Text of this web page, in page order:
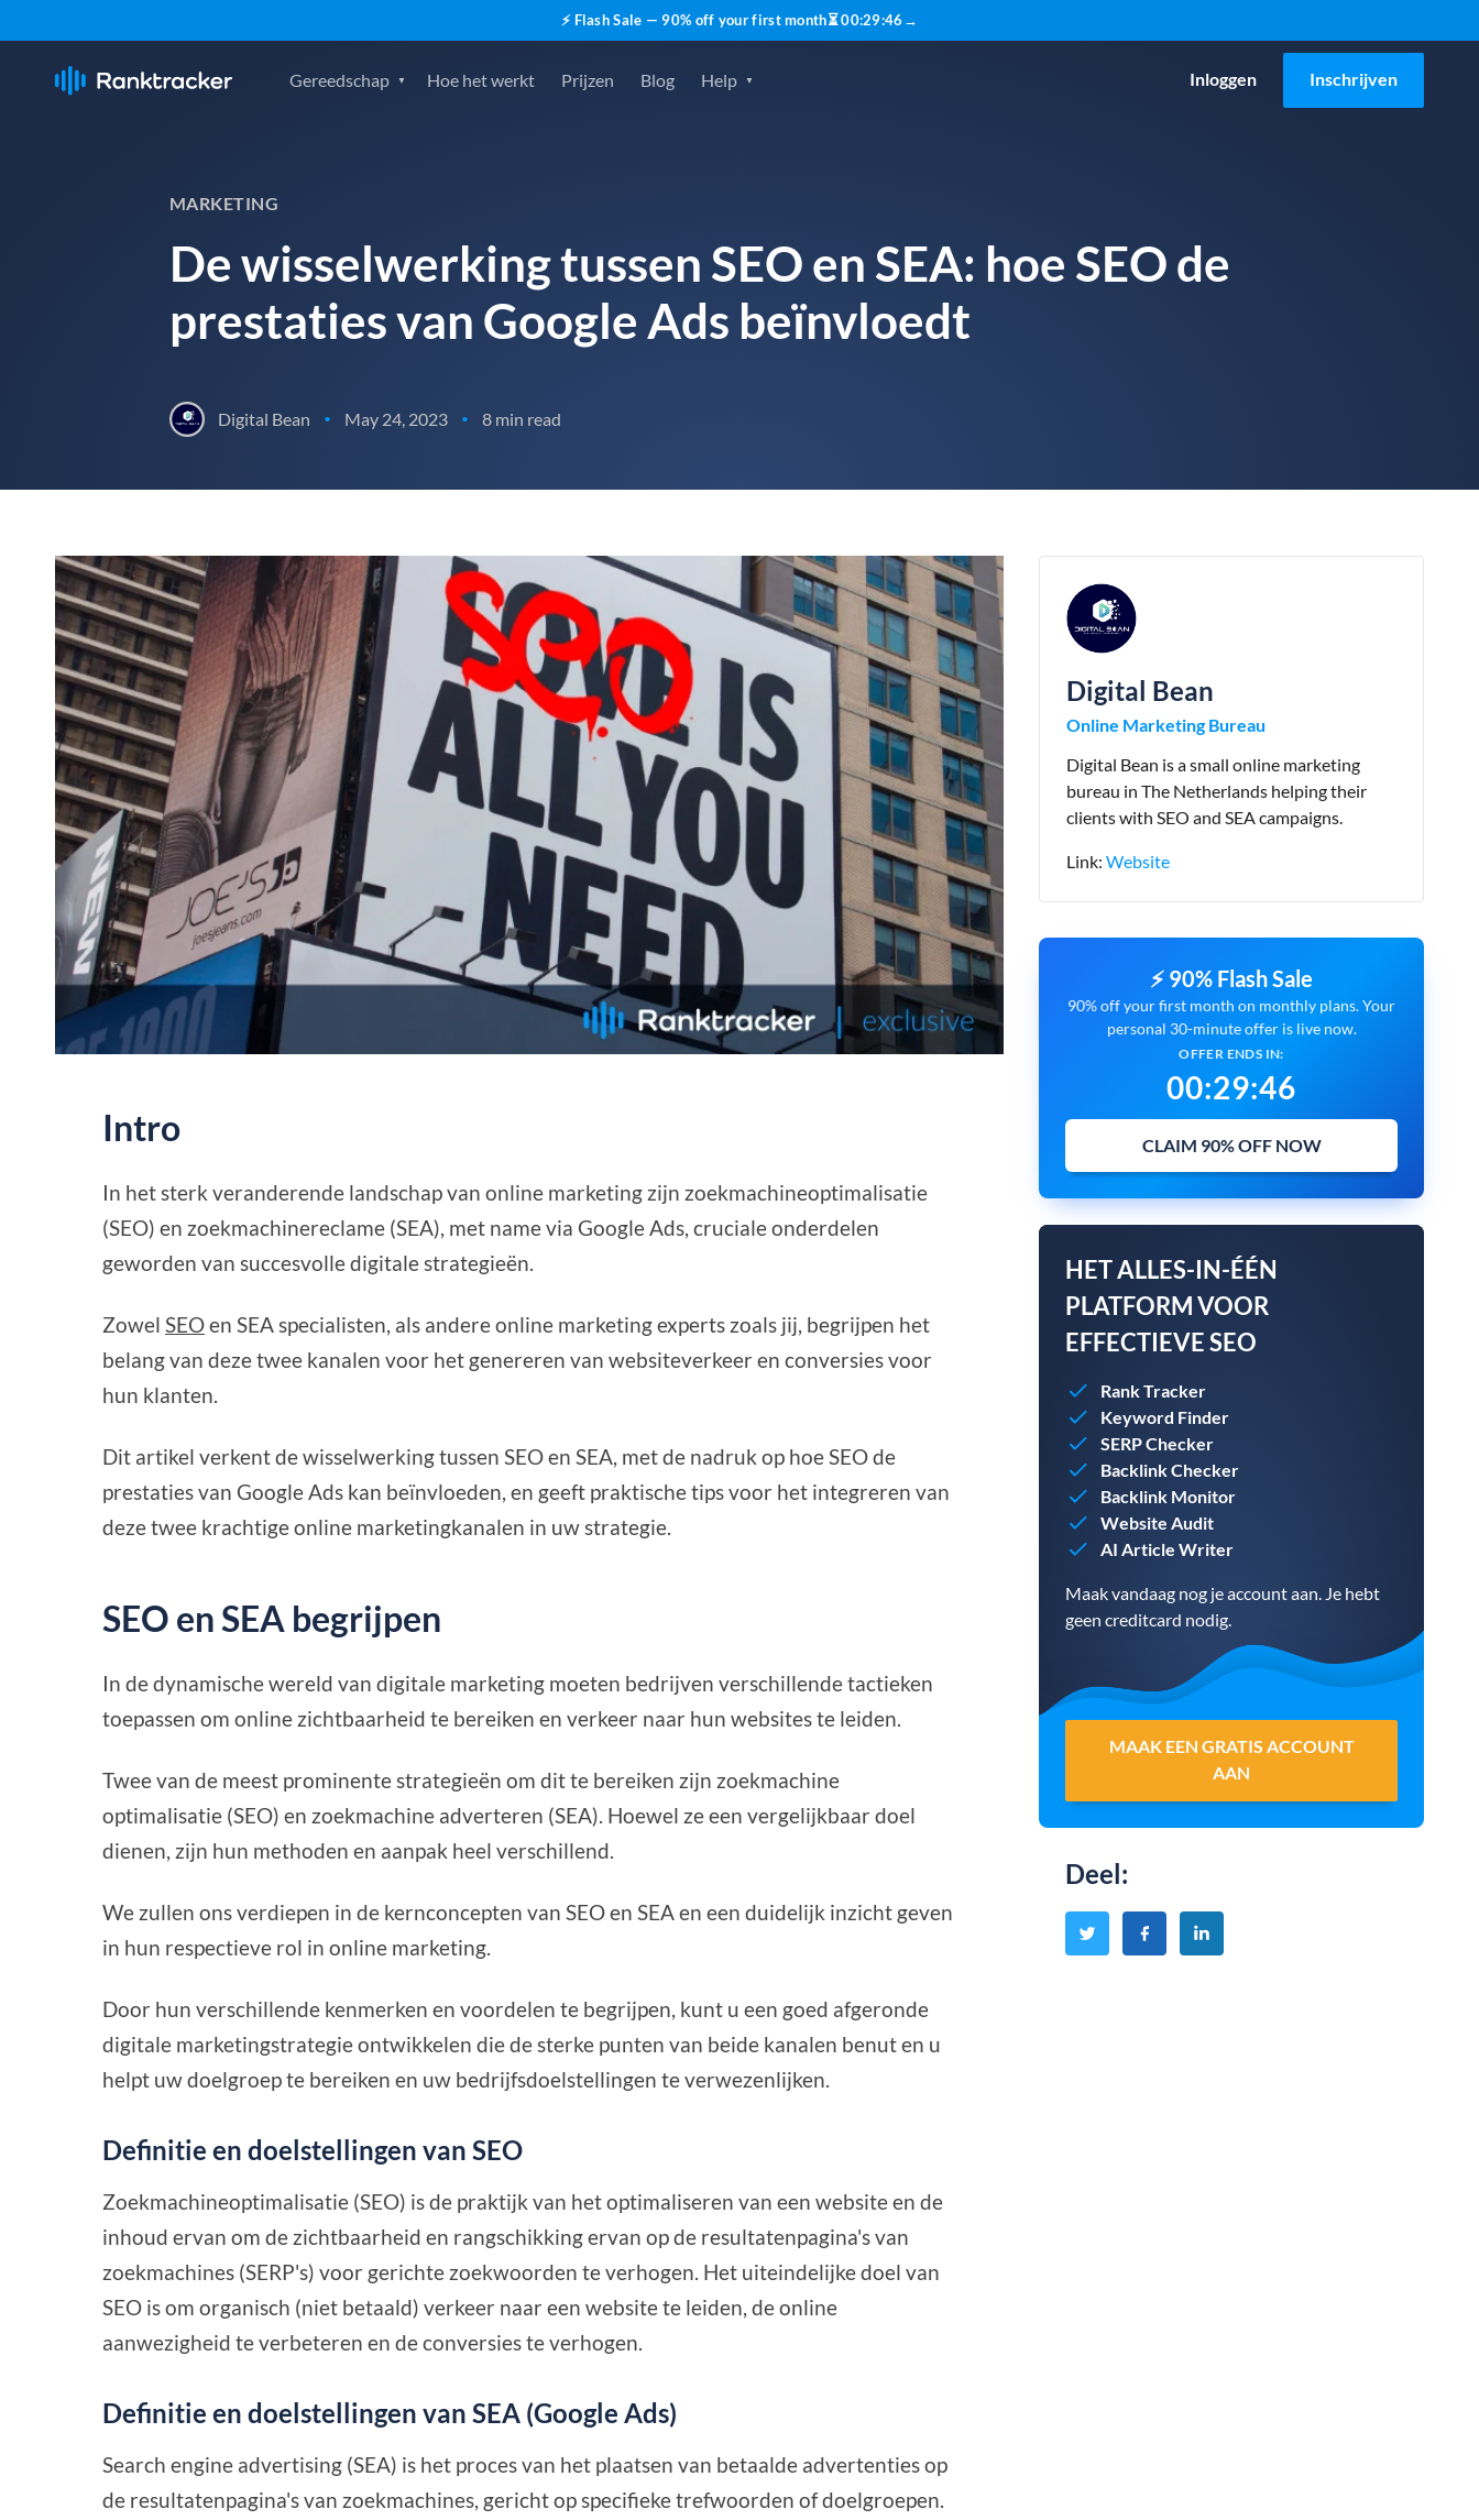
⚡ Flash Sale — 90% off your first month⏳00:29:45 →
Gereedschap Hoe het werkt Prijzen Blog Help Inloggen Inschrijven
MARKETING
De wisselwerking tussen SEO en SEA: hoe SEO de
prestaties van Google Ads beïnvloedt
Digital Bean • May 24, 2023 • 8 min read
Intro
In het sterk veranderende landschap van online marketing zijn zoekmachineoptimalisatie
(SEO) en zoekmachinereclame (SEA), met name via Google Ads, cruciale onderdelen
geworden van succesvolle digitale strategieën.
Zowel SEOen SEA specialisten, als andere online marketing experts zoals jij, begrijpen het
belang van deze twee kanalen voor het genereren van websiteverkeer en conversies voor
hun klanten.
Dit artikel verkent de wisselwerking tussen SEO en SEA, met de nadruk op hoe SEO de
prestaties van Google Ads kan beïnvloeden, en geeft praktische tips voor het integreren van
deze twee krachtige online marketingkanalen in uw strategie.
SEO en SEA begrijpen
In de dynamische wereld van digitale marketing moeten bedrijven verschillende tactieken
toepassen om online zichtbaarheid te bereiken en verkeer naar hun websites te leiden.
Twee van de meest prominente strategieën om dit te bereiken zijn zoekmachine
optimalisatie (SEO) en zoekmachine adverteren (SEA). Hoewel ze een vergelijkbaar doel
dienen, zijn hun methoden en aanpak heel verschillend.
We zullen ons verdiepen in de kernconcepten van SEO en SEA en een duidelijk inzicht geven
in hun respectieve rol in online marketing.
Door hun verschillende kenmerken en voordelen te begrijpen, kunt u een goed afgeronde
digitale marketingstrategie ontwikkelen die de sterke punten van beide kanalen benut en u
helpt uw doelgroep te bereiken en uw bedrijfsdoelstellingen te verwezenlijken.
Definitie en doelstellingen van SEO
Zoekmachineoptimalisatie (SEO) is de praktijk van het optimaliseren van een website en de
inhoud ervan om de zichtbaarheid en rangschikking ervan op de resultatenpagina's van
zoekmachines (SERP's) voor gerichte zoekwoorden te verhogen. Het uiteindelijke doel van
SEO is om organisch (niet betaald) verkeer naar een website te leiden, de online
aanwezigheid te verbeteren en de conversies te verhogen.
Definitie en doelstellingen van SEA (Google Ads)
Search engine advertising (SEA) is het proces van het plaatsen van betaalde advertenties op
de resultatenpagina's van zoekmachines, gericht op specifieke trefwoorden of doelgroepen.
Digital Bean
Online Marketing Bureau
Digital Bean is a small online marketing
bureau in The Netherlands helping their
clients with SEO and SEA campaigns.
Link: Website
⚡ 90% Flash Sale
90% off your first month on monthly plans. Your
personal 30-minute offer is live now.
OFFER ENDS IN:
00:29:45
CLAIM 90% OFF NOW
HET ALLES-IN-ÉÉN
PLATFORM VOOR
EFFECTIEVE SEO
Rank Tracker
Keyword Finder
SERP Checker
Backlink Checker
Backlink Monitor
Website Audit
AI Article Writer
Maak vandaag nog je account aan. Je hebt
geen creditcard nodig.
MAAK EEN GRATIS ACCOUNT
AAN
Deel: